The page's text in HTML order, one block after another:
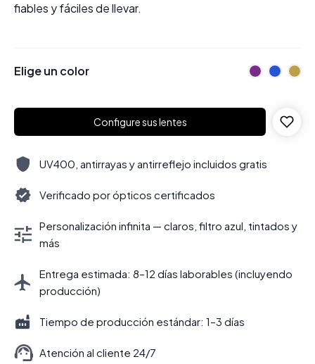
fiables y fáciles de llevar.
Elige un color
Configure sus lentes
UV400, antirrayas y antirreflejo incluidos gratis
Verificado por ópticos certificados
Personalización infinita — claros, filtro azul, tintados y
más
Entrega estimada: 8–12 días laborables (incluyendo
producción)
Tiempo de producción estándar: 1–3 días
Atención al cliente 24/7